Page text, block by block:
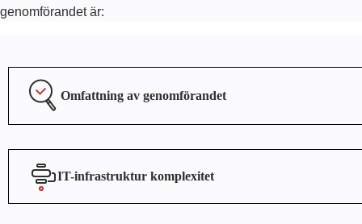
genomförandet är:
Omfattning av genomförandet
IT-infrastruktur komplexitet